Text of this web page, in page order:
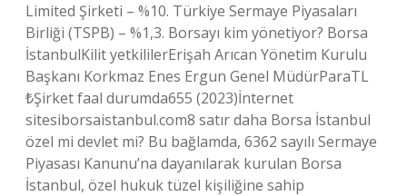
Limited Şirketi – %10. Türkiye Sermaye Piyasaları
Birliği (TSPB) – %1,3. Borsayı kim yönetiyor? Borsa
İstanbulKilit yetkililerErişah Arıcan Yönetim Kurulu
Başkanı Korkmaz Enes Ergun Genel MüdürParaTL
₺Şirket faal durumda655 (2023)İnternet
sitesiborsaistanbul.com8 satır daha Borsa İstanbul
özel mi devlet mi? Bu bağlamda, 6362 sayılı Sermaye
Piyasası Kanunu’na dayanılarak kurulan Borsa
İstanbul, özel hukuk tüzel kişiliğine sahip